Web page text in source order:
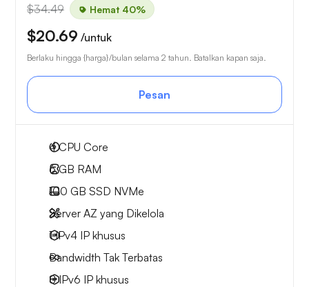
$34.49 Hemat 40%
$20.69 /untuk
Berlaku hingga {harga}/bulan selama 2 tahun. Batalkan kapan saja.
Pesan
4CPU Core
6 GB RAM
100 GB SSD NVMe
Server AZ yang Dikelola
1 IPv4 IP khusus
Bandwidth Tak Terbatas
8 IPv6 IP khusus